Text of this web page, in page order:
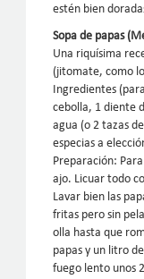
estén bien
Sopa de papas
Una riquísima
(jitomate, como
Ingredientes
cebolla, 1 diente
agua (o 2 tazas
especias a
Preparación:
ajo. Licuar todo
Lavar bien las
fritas pero sin
olla hasta que
papas y un litro
fuego lento unos